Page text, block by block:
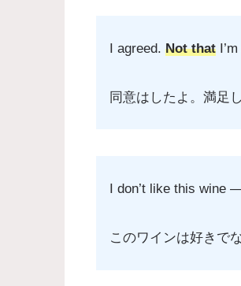
I agreed.Not that
同意はしたよ。満足
I don’t like this wine
このワインは好きで